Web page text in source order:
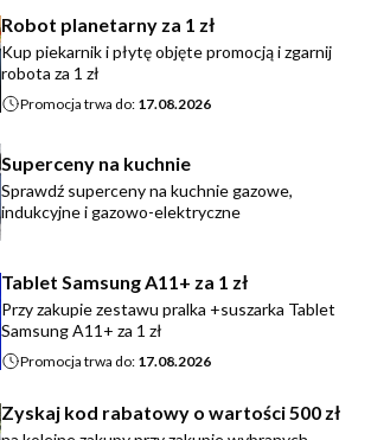
Robot planetarny za 1 zł
Kup piekarnik i płytę objęte promocją i zgarnij
robota za 1 zł
Promocja trwa do: 17.08.2026
Superceny na kuchnie
Sprawdź superceny na kuchnie gazowe,
indukcyjne i gazowo-elektryczne
Tablet Samsung A11+ za 1 zł
Przy zakupie zestawu pralka +suszarka Tablet
Samsung A11+ za 1 zł
Promocja trwa do: 17.08.2026
Zyskaj kod rabatowy o wartości 500 zł